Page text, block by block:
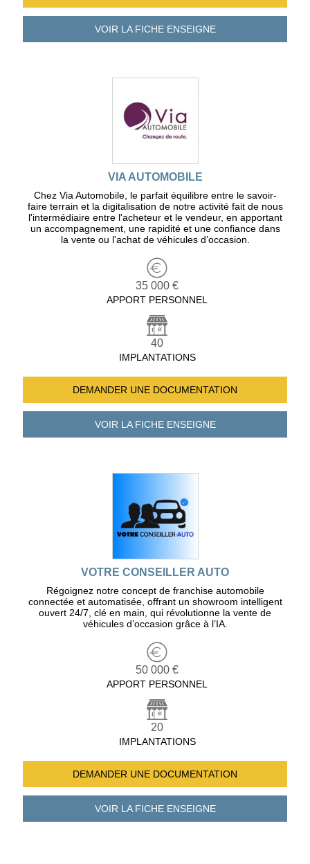
VOIR LA FICHEENSEIGNE
VIA AUTOMOBILE
Chez Via Automobile, le parfait équilibre entre le savoir-
faire terrain et la digitalisation de notre activité fait de nous
l'intermédiaire entre l'acheteur et le vendeur, en apportant
un accompagnement, une rapidité et une confiance dans
la vente ou l'achat de véhicules d’occasion.
35 000 €
APPORT PERSONNEL
40
IMPLANTATIONS
DEMANDER UNE DOCUMENTATION
VOIR LA FICHEENSEIGNE
VOTRE CONSEILLER AUTO
Régoignez notre concept de franchise automobile
connectée et automatisée, offrant un showroom intelligent
ouvert 24/7, clé en main, qui révolutionne la vente de
véhicules d’occasion grâce à l’IA.
50 000 €
APPORT PERSONNEL
20
IMPLANTATIONS
DEMANDER UNE DOCUMENTATION
VOIR LA FICHEENSEIGNE